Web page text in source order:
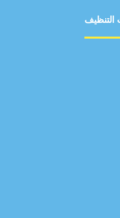
التنظيف